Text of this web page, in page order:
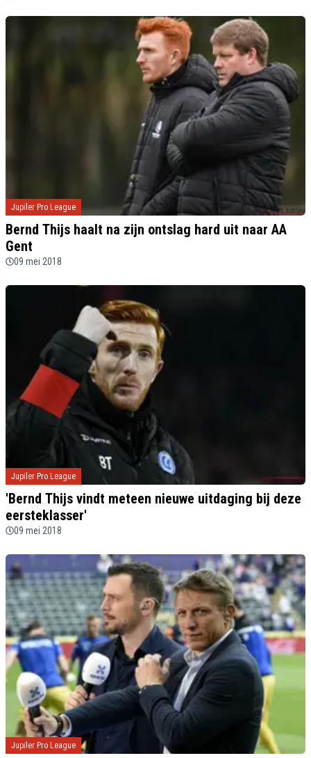
Jupiler Pro League
Bernd Thijs haalt na zijn ontslag hard uit naar AA
Gent
09 mei 2018
Jupiler Pro League
'Bernd Thijs vindt meteen nieuwe uitdaging bij deze
eersteklasser'
09 mei 2018
Jupiler Pro League